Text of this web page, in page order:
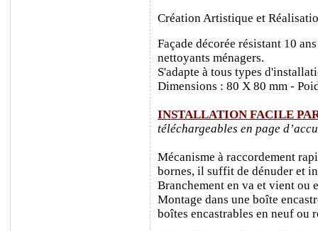
Création Artistique et
Façade décorée résistant 10
nettoyants ménagers.
S'adapte à tous types
Dimensions : 80 X 80 mm -
INSTALLATION FACILE
téléchargeables en page
Mécanisme à raccordement
bornes, il suffit de dénuder et
Branchement en va et vient ou
Montage dans une boîte
boîtes encastrables en neuf ou